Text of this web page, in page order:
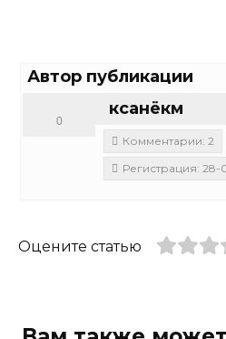
Автор публикации
ксанёкм
0
Комментарии: 2
Регистрация: 28-
Оцените статью